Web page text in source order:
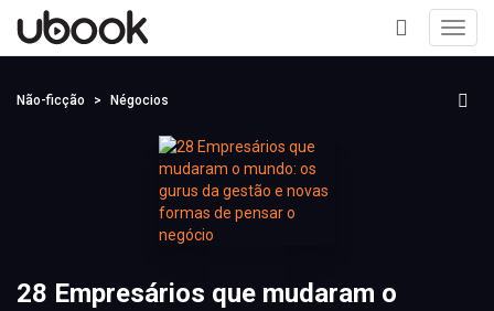
+
Não-ficção Négocios
28 Empresários que mudaram o